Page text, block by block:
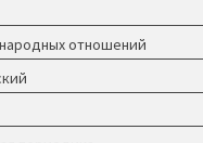
отношений